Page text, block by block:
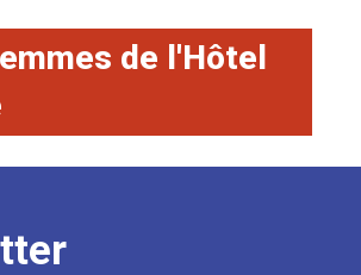
de l'Hôtel